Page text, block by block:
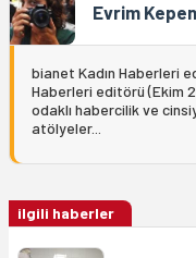
Evrim
bianet Kadın Haberleri
Haberleri editörü (Ekim
odaklı habercilik ve
atölyeler...
ilgili haberler